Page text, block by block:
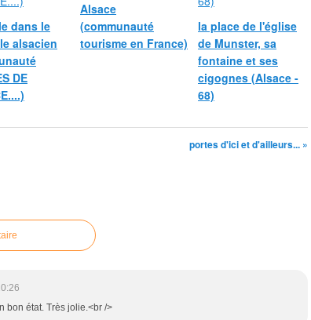
dans le
alsacien
DE
Alsace
(communauté
tourisme en France)
la place de l'église
de Munster, sa
fontaine et ses
cigognes (Alsace -
68)
portes d'ici et d'ailleurs... »
bon état. Très jolie.<br />